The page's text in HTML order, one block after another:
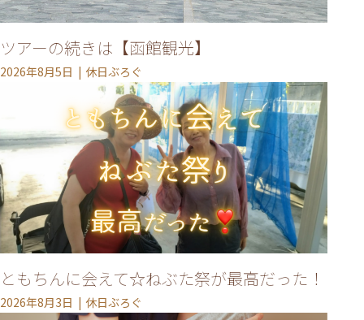
ツアーの続きは【函館観光】
2026年8月5日 休日ぶろぐ
ともちんに会えて☆ねぶた祭が最高だった！
2026年8月3日 休日ぶろぐ